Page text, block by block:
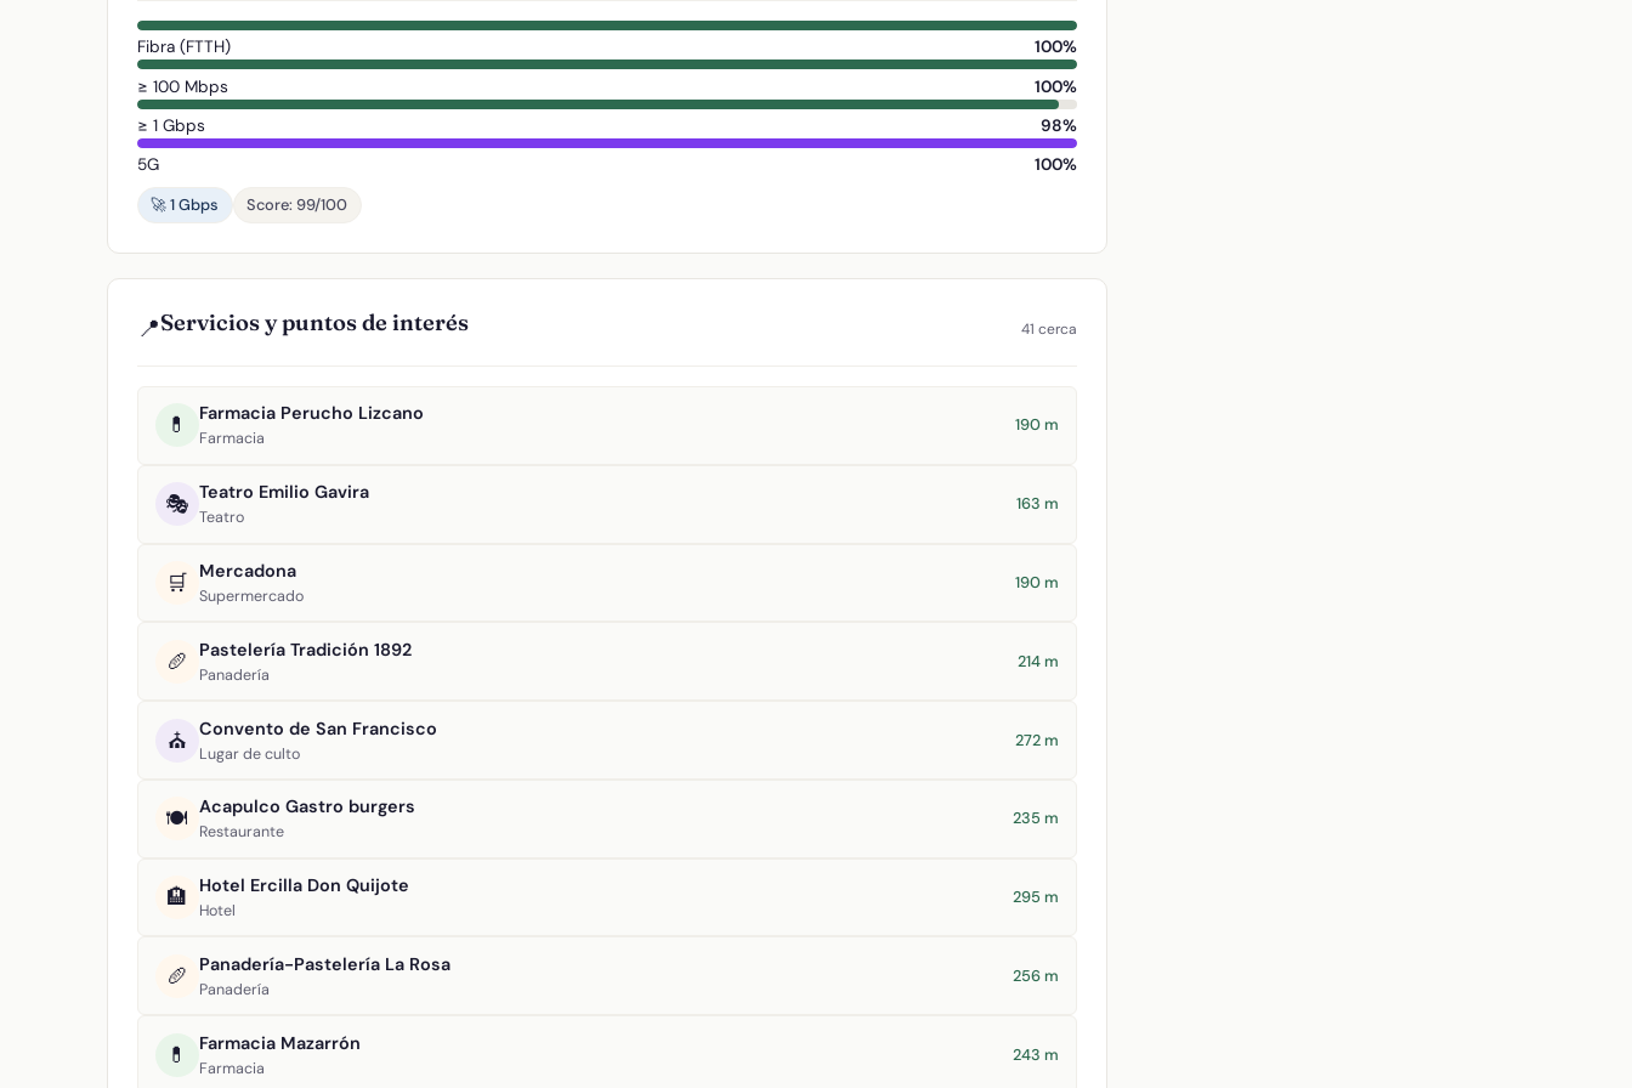
Fibra (FTTH)
100%
≥ 100 Mbps
100%
≥ 1 Gbps
98%
5G
100%
🚀 1 Gbps
Score: 99/100
📍Servicios y puntos de interés 41 cerca
💊 Farmacia Perucho Lizcano
Farmacia
190 m
🎭 Teatro Emilio Gavira
Teatro
163 m
🛒 Mercadona
Supermercado
190 m
🥖 Pastelería Tradición 1892
Panadería
214 m
⛪ Convento de San Francisco
Lugar de culto
272 m
🍽️ Acapulco Gastro burgers
Restaurante
235 m
🏨 Hotel Ercilla Don Quijote
Hotel
295 m
🥖 Panadería-Pastelería La Rosa
Panadería
256 m
💊 Farmacia Mazarrón
Farmacia
243 m